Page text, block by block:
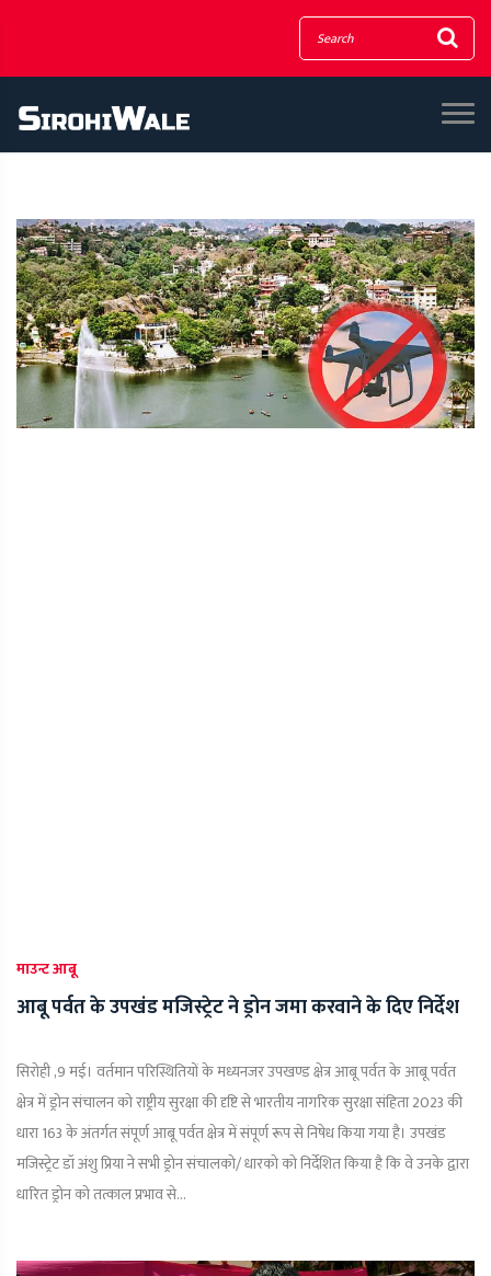
माउन्ट आबू
आबू पर्वत के उपखंड मजिस्ट्रेट ने ड्रोन जमा करवाने के दिए निर्देश
सिरोही ,9 मई। वर्तमान परिस्थितियों के मध्यनजर उपखण्ड क्षेत्र आबू पर्वत के आबू पर्वत
क्षेत्र में ड्रोन संचालन को राष्ट्रीय सुरक्षा की दृष्टि से भारतीय नागरिक सुरक्षा संहिता 2023 की
धारा 163 के अंतर्गत संपूर्ण आबू पर्वत क्षेत्र में संपूर्ण रूप से निषेध किया गया है। उपखंड
मजिस्ट्रेट डॉ अंशु प्रिया ने सभी ड्रोन संचालको/ धारको को निर्देशित किया है कि वे उनके द्वारा
धारित ड्रोन को तत्काल प्रभाव से...